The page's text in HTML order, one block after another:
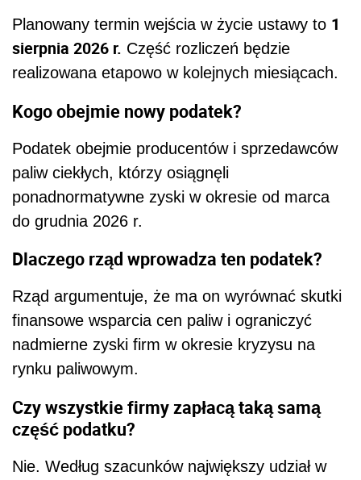
Planowany termin wejścia w życie ustawy to 1
sierpnia 2026 r. Część rozliczeń będzie
realizowana etapowo w kolejnych miesiącach.
Kogo obejmie nowy podatek?
Podatek obejmie producentów i sprzedawców
paliw ciekłych, którzy osiągnęli
ponadnormatywne zyski w okresie od marca
do grudnia 2026 r.
Dlaczego rząd wprowadza ten podatek?
Rząd argumentuje, że ma on wyrównać skutki
finansowe wsparcia cen paliw i ograniczyć
nadmierne zyski firm w okresie kryzysu na
rynku paliwowym.
Czy wszystkie firmy zapłacą taką samą
część podatku?
Nie. Według szacunków największy udział w